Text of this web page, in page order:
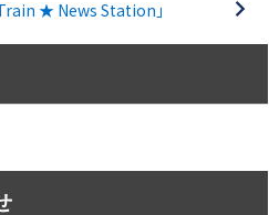
★ News Station」